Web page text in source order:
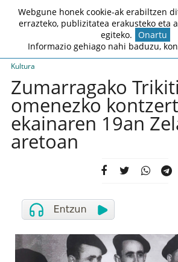
Kultura
Zumarragako
omenezko
ekainaren 19an
aretoan
Webgune honek cookie-ak erabiltzen
errazteko, publizitatea erakusteko eta
egiteko. Onartu
Informazio gehiago nahi baduzu,